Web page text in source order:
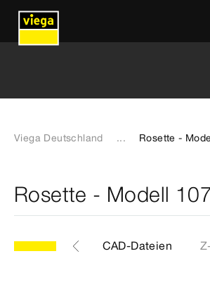
Viega Deutschland ... Rosette -
Rosette - Modell
Etiketten CAD-Dateien